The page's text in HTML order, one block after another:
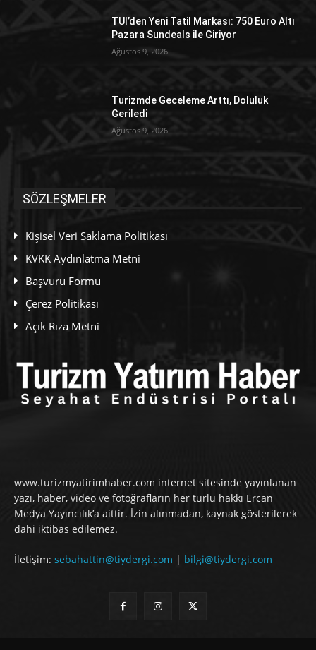
TUI’den Yeni Tatil Markası: 750 Euro Altı
Pazara Sundeals ile Giriyor
Ağustos 9, 2026
Turizmde Geceleme Arttı, Doluluk
Geriledi
Ağustos 9, 2026
SÖZLEŞMELER
Kişisel Veri Saklama Politikası
KVKK Aydınlatma Metni
Başvuru Formu
Çerez Politikası
Açık Rıza Metni
www.turizmyatirimhaber.com internet sitesinde yayınlanan
yazı, haber, video ve fotoğrafların her türlü hakkı Ercan
Medya Yayıncılık’a aittir. İzin alınmadan, kaynak gösterilerek
dahi iktibas edilemez.
İletişim: sebahattin@tiydergi.com | bilgi@tiydergi.com